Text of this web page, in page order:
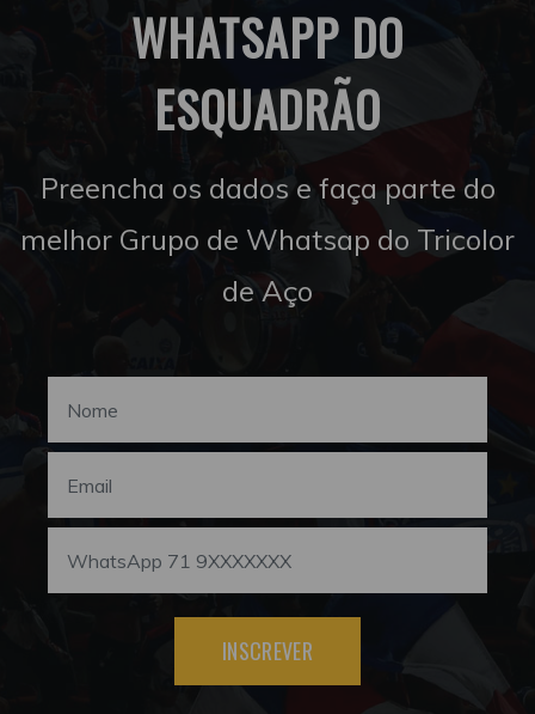
WHATSAPP DO
ESQUADRÃO
Preencha os dados e faça parte do
melhor Grupo de Whatsap do Tricolor
de Aço
INSCREVER